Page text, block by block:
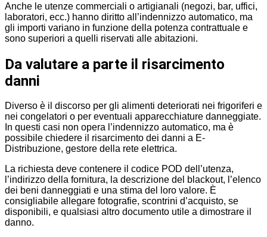
Anche le utenze commerciali o artigianali (negozi, bar, uffici,
laboratori, ecc.) hanno diritto all’indennizzo automatico, ma
gli importi variano in funzione della potenza contrattuale e
sono superiori a quelli riservati alle abitazioni.
Da valutare a parte il risarcimento
danni
Diverso è il discorso per gli alimenti deteriorati nei frigoriferi e
nei congelatori o per eventuali apparecchiature danneggiate.
In questi casi non opera l’indennizzo automatico, ma è
possibile chiedere il risarcimento dei danni a E-
Distribuzione, gestore della rete elettrica.
La richiesta deve contenere il codice POD dell’utenza,
l’indirizzo della fornitura, la descrizione del blackout, l’elenco
dei beni danneggiati e una stima del loro valore. È
consigliabile allegare fotografie, scontrini d’acquisto, se
disponibili, e qualsiasi altro documento utile a dimostrare il
danno.